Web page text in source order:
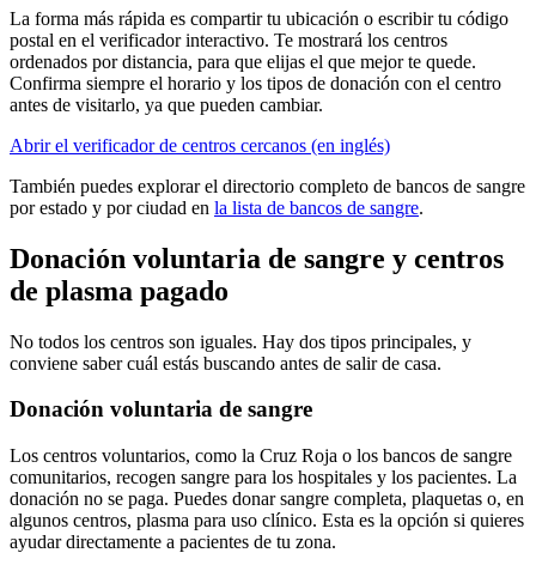
La forma más rápida es compartir tu ubicación o escribir tu código
postal en el verificador interactivo. Te mostrará los centros
ordenados por distancia, para que elijas el que mejor te quede.
Confirma siempre el horario y los tipos de donación con el centro
antes de visitarlo, ya que pueden cambiar.
Abrir el verificador de centros cercanos (en inglés)
También puedes explorar el directorio completo de bancos de sangre
por estado y por ciudad en la lista de bancos de sangre.
Donación voluntaria de sangre y centros
de plasma pagado
No todos los centros son iguales. Hay dos tipos principales, y
conviene saber cuál estás buscando antes de salir de casa.
Donación voluntaria de sangre
Los centros voluntarios, como la Cruz Roja o los bancos de sangre
comunitarios, recogen sangre para los hospitales y los pacientes. La
donación no se paga. Puedes donar sangre completa, plaquetas o, en
algunos centros, plasma para uso clínico. Esta es la opción si quieres
ayudar directamente a pacientes de tu zona.